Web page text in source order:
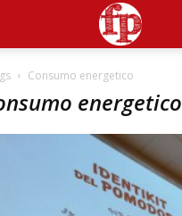
Consumo energetico
energetico